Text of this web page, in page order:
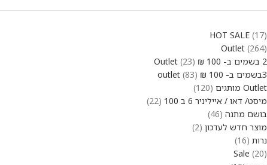
HOT SALE 17
Outlet 264
2 בשמים ב- 100 ₪ Outlet
23
3בשמים ב- 100 ₪ outlet
83
Outlet מותגים
120
מיסט/ דאו / אייליניר 6 ב 100
22
בושם מתנה 46
מוצר חדש לעדכון 2
נרות 16
Sale 20